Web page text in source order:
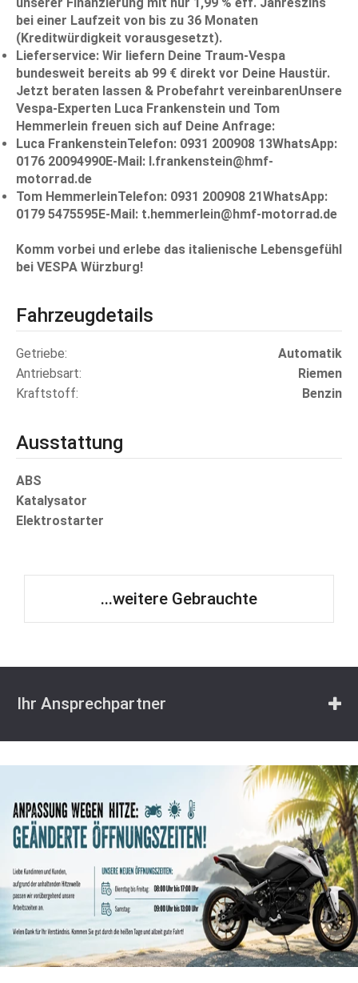
bei einer Laufzeit von bis zu 36 Monaten
(Kreditwürdigkeit vorausgesetzt).
Lieferservice: Wir liefern Deine Traum-Vespa
bundesweit bereits ab 99 € direkt vor Deine Haustür.
Jetzt beraten lassen & Probefahrt vereinbarenUnsere
Vespa-Experten Luca Frankenstein und Tom
Hemmerlein freuen sich auf Deine Anfrage:
Luca FrankensteinTelefon: 0931 200908 13WhatsApp:
0176 20094990E-Mail: l.frankenstein@hmf-
motorrad.de
Tom HemmerleinTelefon: 0931 200908 21WhatsApp:
0179 5475595E-Mail: t.hemmerlein@hmf-motorrad.de
Komm vorbei und erlebe das italienische Lebensgefühl
bei VESPA Würzburg!
Fahrzeugdetails
Getriebe
Automatik
Antriebsart
Riemen
Kraftstoff
Benzin
Ausstattung
ABS
Katalysator
Elektrostarter
...weitere Gebrauchte
Ihr Ansprechpartner